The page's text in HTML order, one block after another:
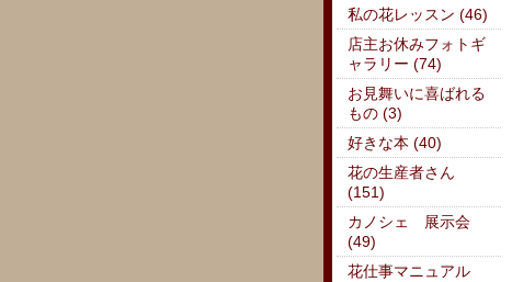
私の花レッスン (46)
店主お休みフォトギ
ャラリー (74)
お見舞いに喜ばれる
もの (3)
好きな本 (40)
花の生産者さん
(151)
カノシェ 展示会
(49)
花仕事マニュアル